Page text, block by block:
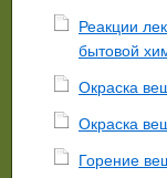
Реакции
бытовой
Окраска
Окраска
Горение